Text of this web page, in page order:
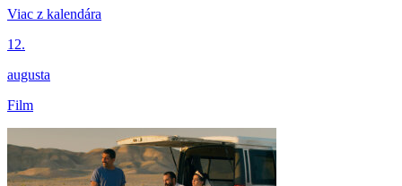
Viac z kalendára
12.
augusta
Film